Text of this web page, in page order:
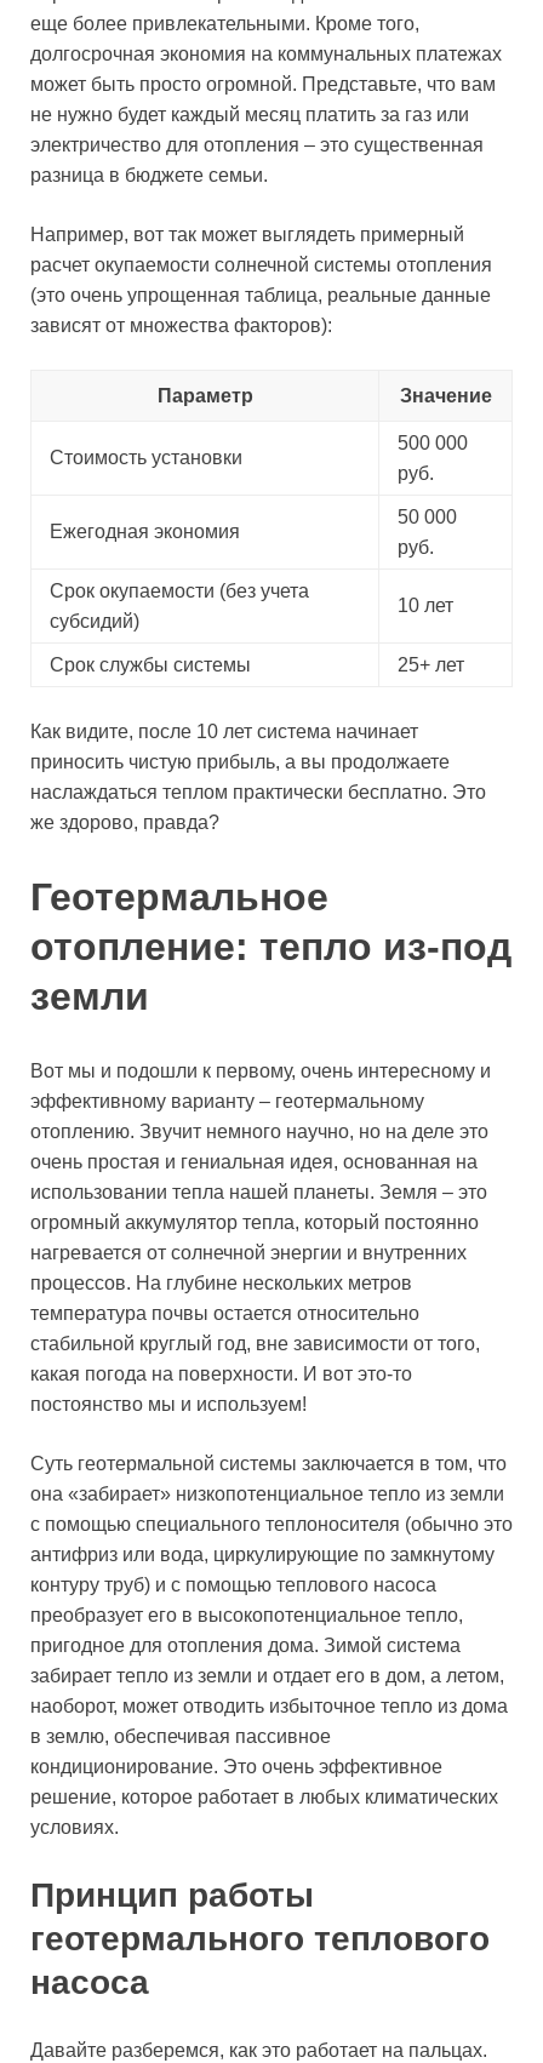
еще более привлекательными. Кроме того,
долгосрочная экономия на коммунальных платежах
может быть просто огромной. Представьте, что вам
не нужно будет каждый месяц платить за газ или
электричество для отопления – это существенная
разница в бюджете семьи.
Например, вот так может выглядеть примерный
расчет окупаемости солнечной системы отопления
(это очень упрощенная таблица, реальные данные
зависят от множества факторов):
Параметр Значение
Стоимость установки
500 000
руб.
Ежегодная экономия
50 000
руб.
Срок окупаемости (без учета
субсидий)
10 лет
Срок службы системы 25+ лет
Как видите, после 10 лет система начинает
приносить чистую прибыль, а вы продолжаете
наслаждаться теплом практически бесплатно. Это
же здорово, правда?
Геотермальное
отопление: тепло из-под
земли
Вот мы и подошли к первому, очень интересному и
эффективному варианту – геотермальному
отоплению. Звучит немного научно, но на деле это
очень простая и гениальная идея, основанная на
использовании тепла нашей планеты. Земля – это
огромный аккумулятор тепла, который постоянно
нагревается от солнечной энергии и внутренних
процессов. На глубине нескольких метров
температура почвы остается относительно
стабильной круглый год, вне зависимости от того,
какая погода на поверхности. И вот это-то
постоянство мы и используем!
Суть геотермальной системы заключается в том, что
она «забирает» низкопотенциальное тепло из земли
с помощью специального теплоносителя (обычно это
антифриз или вода, циркулирующие по замкнутому
контуру труб) и с помощью теплового насоса
преобразует его в высокопотенциальное тепло,
пригодное для отопления дома. Зимой система
забирает тепло из земли и отдает его в дом, а летом,
наоборот, может отводить избыточное тепло из дома
в землю, обеспечивая пассивное
кондиционирование. Это очень эффективное
решение, которое работает в любых климатических
условиях.
Принцип работы
геотермального теплового
насоса
Давайте разберемся, как это работает на пальцах.